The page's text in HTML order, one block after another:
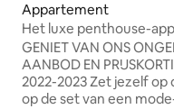
Appartement
Het luxe penthouse-
Spaanse Trappen
GENIET VAN ONS
AANBOD EN
2022-2023 Zet jezelf op de bank, je bent
op de set van een